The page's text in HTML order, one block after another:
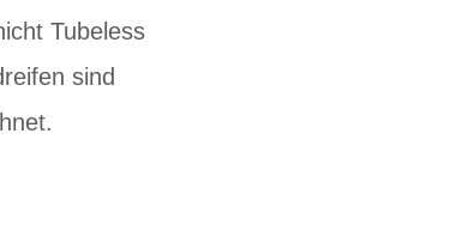
Tubeless
sind